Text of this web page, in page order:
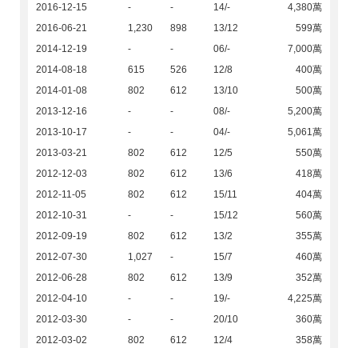
2016-12-15
- - 14/-
4,380萬
2016-06-21
1,230 898 13/12
599萬
2014-12-19
- - 06/-
7,000萬
2014-08-18
615 526 12/8
400萬
2014-01-08
802 612 13/10
500萬
2013-12-16
- - 08/-
5,200萬
2013-10-17
- - 04/-
5,061萬
2013-03-21
802 612 12/5
550萬
2012-12-03
802 612 13/6
418萬
2012-11-05
802 612 15/11
404萬
2012-10-31
- - 15/12
560萬
2012-09-19
802 612 13/2
355萬
2012-07-30
1,027 - 15/7
460萬
2012-06-28
802 612 13/9
352萬
2012-04-10
- - 19/-
4,225萬
2012-03-30
- - 20/10
360萬
2012-03-02
802 612 12/4 358萬